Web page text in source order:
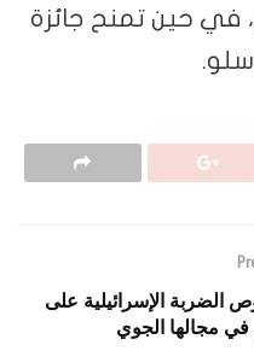
حين تمنح جائزة
الضربة الإسرائيلية على
مجالها الجوي